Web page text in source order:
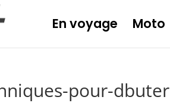
En voyage Moto
pour-dbuter